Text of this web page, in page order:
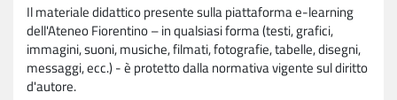
Il materiale didattico presente sulla piattaforma e-learning
dell'Ateneo Fiorentino – in qualsiasi forma (testi, grafici,
immagini, suoni, musiche, filmati, fotografie, tabelle, disegni,
messaggi, ecc.) - è protetto dalla normativa vigente sul diritto
d'autore.